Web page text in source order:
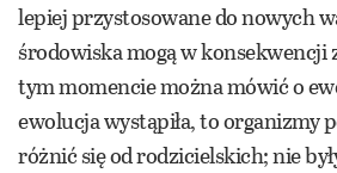
lepiej przystosowane do nowych
środowiska mogą w konsekwencji
tym momencie można mówić o
ewolucja wystąpiła, to organizmy
różnić się od rodzicielskich; nie